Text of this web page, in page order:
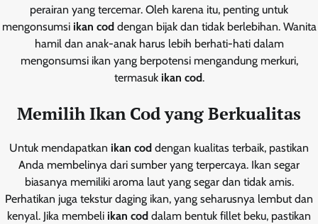
perairan yang tercemar. Oleh karena itu, penting untuk
mengonsumsi ikan coddengan bijak dan tidak berlebihan. Wanita
hamil dan anak-anak harus lebih berhati-hati dalam
mengonsumsi ikan yang berpotensi mengandung merkuri,
termasuk ikan cod.
Memilih Ikan Cod yang Berkualitas
Untuk mendapatkan ikan cod dengan kualitas terbaik, pastikan
Anda membelinya dari sumber yang terpercaya. Ikan segar
biasanya memiliki aroma laut yang segar dan tidak amis.
Perhatikan juga tekstur daging ikan, yang seharusnya lembut dan
kenyal. Jika membeli ikan cod dalam bentuk fillet beku, pastikan